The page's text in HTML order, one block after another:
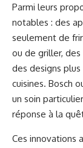
Parmi leurs
notables : des
seulement de
ou de griller,
des designs
cuisines. Bosch
un soin
réponse à la
Ces innovations